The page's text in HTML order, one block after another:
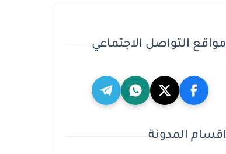
مواقع التواصل الاجتماعي
اقسام المدونة